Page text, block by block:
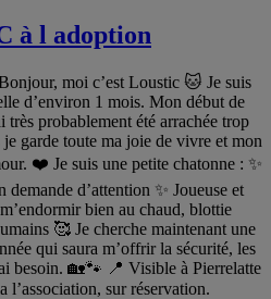
à l adoption
moi c’est Loustic 🐱 Je suis
d’environ 1 mois. Mon début de
très probablement été arrachée trop
garde toute ma joie de vivre et mon
❤️ Je suis une petite chatonne : ✨
demande d’attention ✨ Joueuse et
bien au chaud, blottie
🥰 Je cherche maintenant une
qui saura m’offrir la sécurité, les
besoin. 🏡🐾 📍 Visible à Pierrelatte
sur réservation.